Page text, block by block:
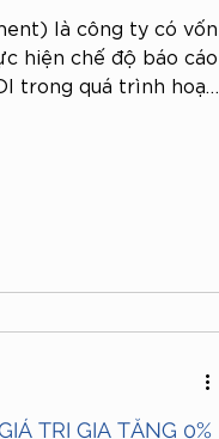
là công ty có vốn
hiện chế độ báo cáo
trong quá trình hoạt
TRỊ GIA TĂNG 0%